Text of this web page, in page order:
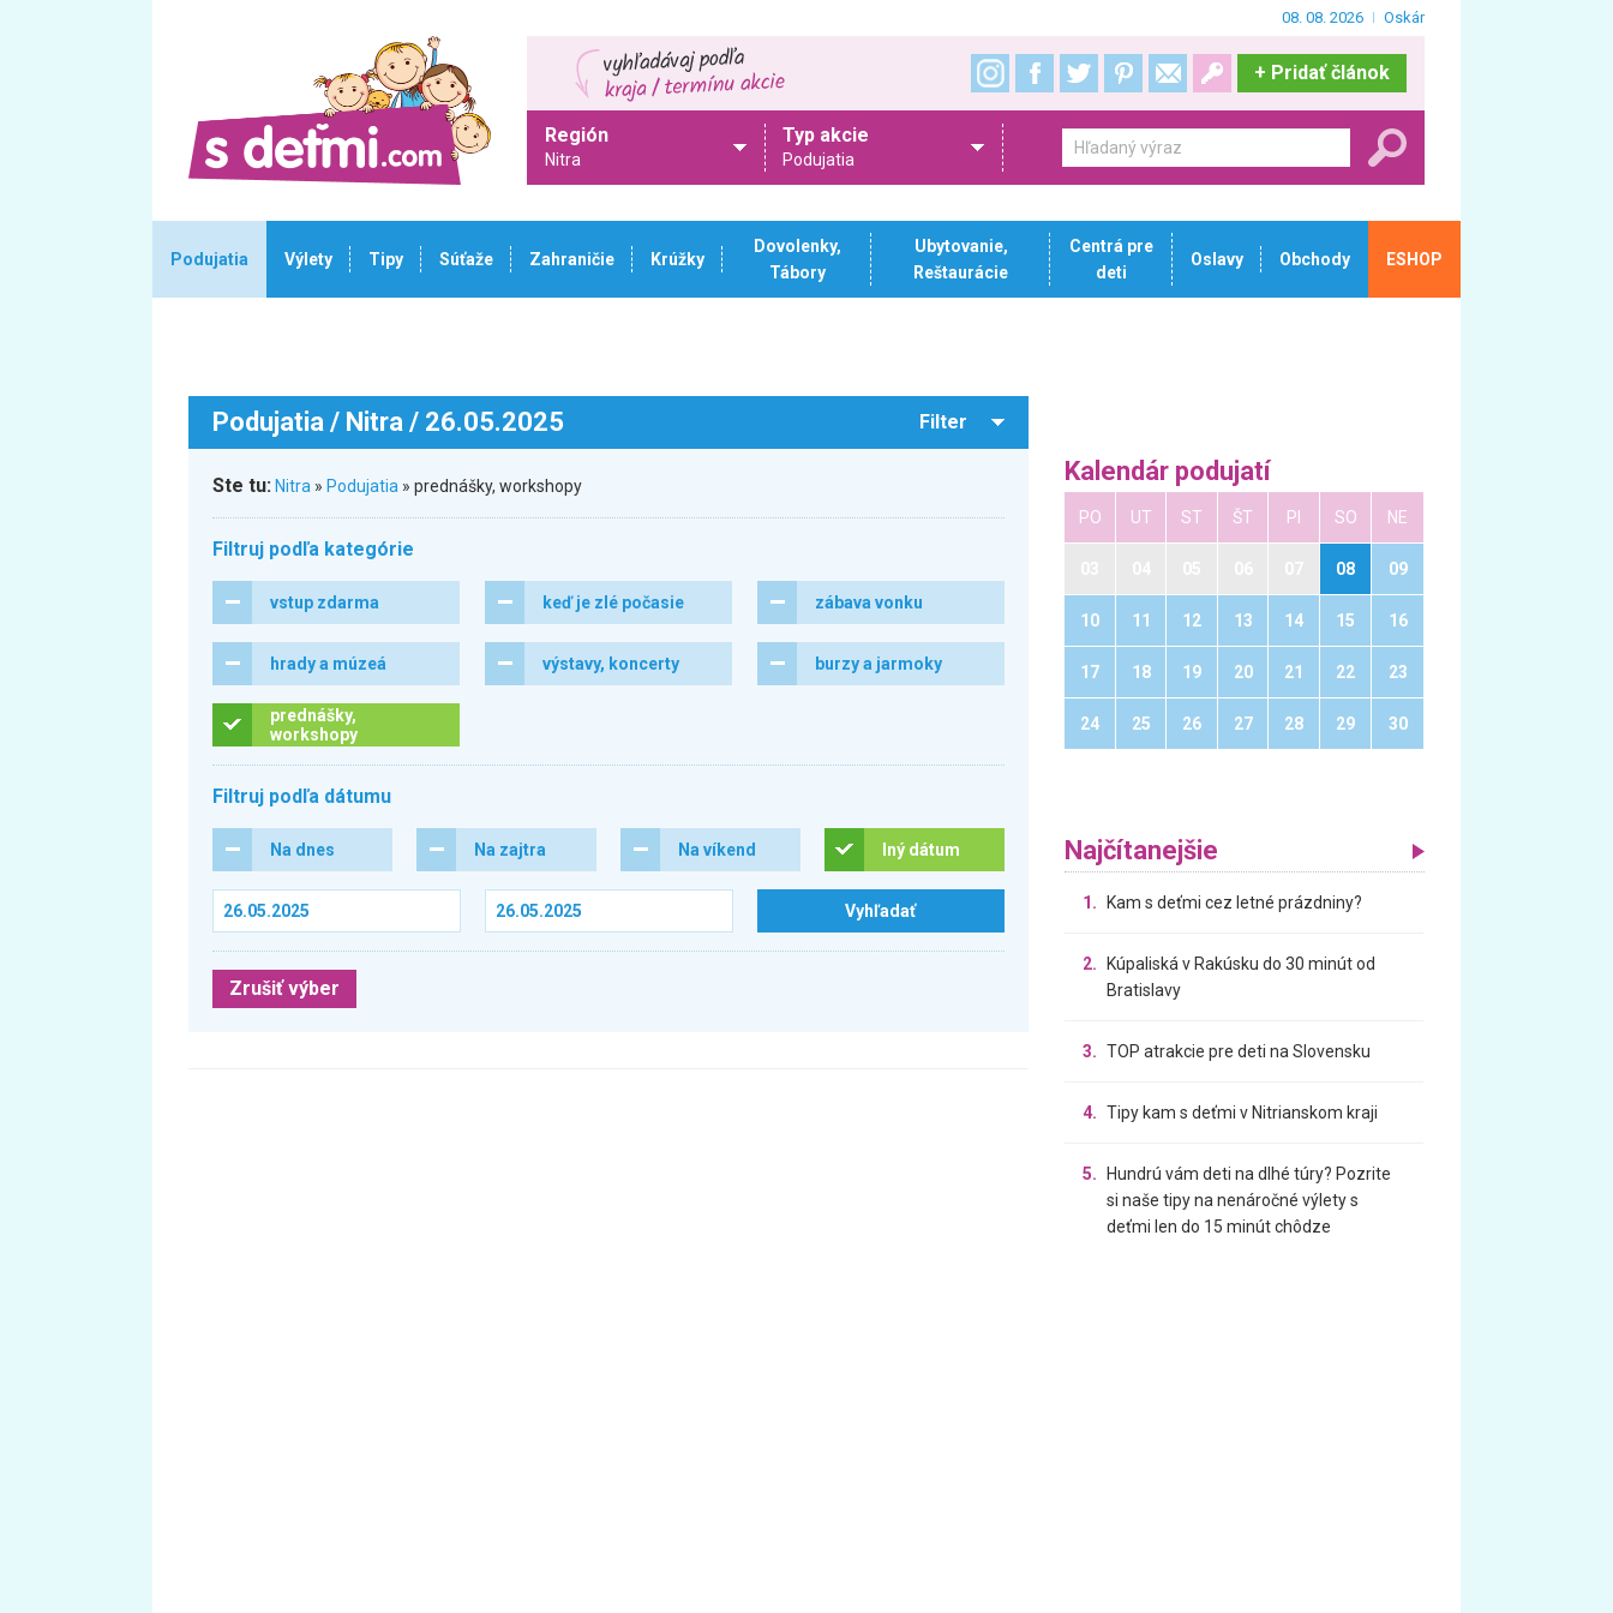
08. 08. 2026 Oskár
+ Pridať článok
Región
Nitra
Typ akcie
Podujatia
Podujatia Výlety Tipy Súťaže Zahraničie Krúžky
Dovolenky,
Tábory
Ubytovanie,
Reštaurácie
Centrá pre
deti
Oslavy Obchody ESHOP
Podujatia / Nitra / 26.05.2025 Filter
Ste tu: Nitra » Podujatia » prednášky, workshopy
Filtruj podľa kategórie
vstup zdarma keď je zlé počasie zábava vonku
hrady a múzeá výstavy, koncerty burzy a jarmoky
prednášky,
workshopy
Filtruj podľa dátumu
Na dnes Na zajtra Na víkend Iný dátum
Zrušiť výber
Kalendár podujatí
PO UT ST ŠT PI SO NE
08 09
10 11 12 13 14 15 16
17 18 19 20 21 22 23
24 25 26 27 28 29 30
Najčítanejšie
1. Kam s deťmi cez letné prázdniny?
2.
Kúpaliská v Rakúsku do 30 minút od
Bratislavy
3. TOP atrakcie pre deti na Slovensku
4. Tipy kam s deťmi v Nitrianskom kraji
5.
Hundrú vám deti na dlhé túry? Pozrite
si naše tipy na nenáročné výlety s
deťmi len do 15 minút chôdze